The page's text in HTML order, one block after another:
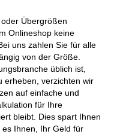
Übergrößen
Onlineshop keine
uns zahlen Sie für alle
von der Größe.
üblich ist,
erheben, verzichten wir
auf einfache und
für Ihre
bleibt. Dies spart Ihnen
Ihnen, Ihr Geld für